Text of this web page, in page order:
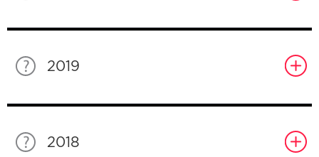
2019
2018